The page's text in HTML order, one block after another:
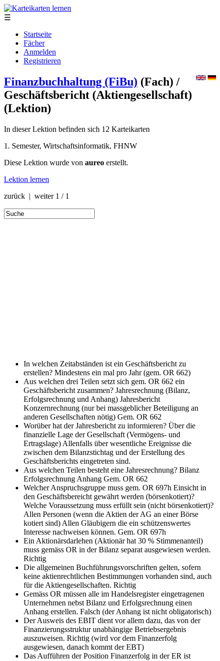
☰
Startseite
Fächer
Anmelden
Registrieren
Finanzbuchhaltung (FiBu) (Fach) /
Geschäftsbericht (Aktiengesellschaft)
(Lektion)
In dieser Lektion befinden sich 12 Karteikarten
1. Semester, Wirtschaftsinformatik, FHNW
Diese Lektion wurde von aureo erstellt.
Lektion lernen
zurück | weiter 1 / 1
In welchen Zeitabständen ist ein Geschäftsbericht zu
erstellen? Mindestens ein mal pro Jahr (gem. OR 662)
Aus welchen drei Teilen setzt sich gem. OR 662 ein
Geschäftsbericht zusammen? Jahresrechnung (Bilanz,
Erfolgsrechnung und Anhang) Jahresbericht
Konzernrechnung (nur bei massgeblicher Beteiligung an
anderen Gesellschaften nötig) Gem. OR 662
Worüber hat der Jahresbericht zu informieren? Über die
finanzielle Lage der Gesellschaft (Vermögens- und
Ertragslage) Allenfalls über wesentliche Ereignisse die
zwischen dem Bilanzstichtag und der Erstellung des
Geschäftsberichts eingetreten sind.
Aus welchen Teilen besteht eine Jahresrechnung? Bilanz
Erfolgsrechnung Anhang Gem. OR 662
Welcher Anspruchsgruppe muss gem. OR 697h Einsicht in
den Geschäftsbereicht gewährt werden (börsenkotiert)?
Welche Voraussetzung muss erfüllt sein (nicht börsenkotiert)?
Allen Personen (wenn die Aktien der AG an einer Börse
kotiert sind) Allen Gläubigern die ein schützenswertes
Interesse nachweisen können. Gem. OR 697h
Ein Aktionärsdarlehen (Aktionär hat 30 % Stimmenanteil)
muss gemäss OR in der Bilanz separat ausgewiesen werden.
Richtig
Die allgemeinen Buchführungsvorschriften gelten, sofern
keine aktienrechtlichen Bestimmungen vorhanden sind, auch
für die Aktiengesellschaften. Richtig
Gemäss OR müssen alle im Handelsregister eingetragenen
Unternehmen nebst Bilanz und Erfolgsrechnung einen
Anhang erstellen. Falsch (der Anhang ist nicht obligatorisch)
Der Ausweis des EBIT dient vor allem dazu, das von der
Finanzierungsstruktur unabhängige Betriebsergebnis
auszuweisen. Richtig (wird vor dem Finanzerfolg
ausgewiesen, danach kommt der EBT)
Das Aufführen der Position Finanzerfolg in der ER ist